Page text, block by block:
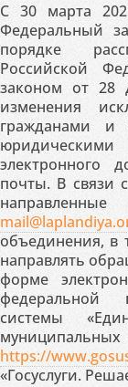
С 30 марта
Федеральный
порядке
Российской
законом от 28
изменения
гражданами
электронного
почты. В связи
объединения, в
направлять
форме
федеральной
системы
https://
«Госуслуги.